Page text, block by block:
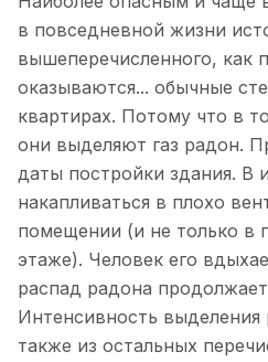
в повседневной жизни
вышеперечисленного, как
оказываются... обычные
квартирах. Потому что в
они выделяют газ радон.
даты постройки здания. В
накапливаться в плохо
помещении (и не только в
этаже). Человек его
распад радона
Интенсивность выделения
также из остальных